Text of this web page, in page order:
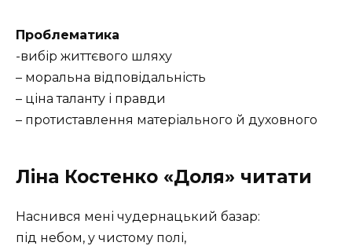
Проблематика
-вибір життєвого шляху
– моральна відповідальність
– ціна таланту і правди
– протиставлення матеріального й духовного
Ліна Костенко «Доля» читати
Наснився мені чудернацький базар:
під небом, у чистому полі,